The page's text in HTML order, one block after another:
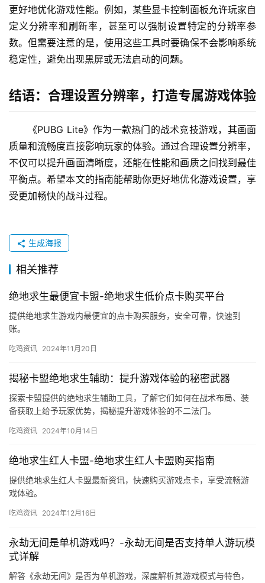
更好地优化游戏性能。例如，某些显卡控制面板允许玩家自
定义分辨率和刷新率，甚至可以强制设置特定的分辨率参
数。但需要注意的是，使用这些工具时要确保不会影响系统
稳定性，避免出现黑屏或无法启动的问题。
结语：合理设置分辨率，打造专属游戏体验
《PUBG Lite》作为一款热门的战术竞技游戏，其画面
质量和流畅度直接影响玩家的体验。通过合理设置分辨率，
不仅可以提升画面清晰度，还能在性能和画质之间找到最佳
平衡点。希望本文的指南能帮助你更好地优化游戏设置，享
受更加畅快的战斗过程。
生成海报
相关推荐
绝地求生最便宜卡盟-绝地求生低价点卡购买平台
提供绝地求生游戏内最便宜的点卡购买服务，安全可靠，快速到
账。
吃鸡资讯 2024年11月20日
揭秘卡盟绝地求生辅助：提升游戏体验的秘密武器
探索卡盟提供的绝地求生辅助工具，了解它们如何在战术布局、装
备获取上给予玩家优势，揭秘提升游戏体验的不二法门。
吃鸡资讯 2024年10月14日
绝地求生红人卡盟-绝地求生红人卡盟购买指南
提供绝地求生红人卡盟最新资讯，快速购买游戏点卡，享受流畅游
戏体验。
吃鸡资讯 2024年12月16日
永劫无间是单机游戏吗？-永劫无间是否支持单人游玩模
式详解
解答《永劫无间》是否为单机游戏，深度解析其游戏模式与特色，